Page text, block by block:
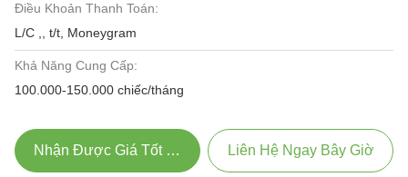
Điều Khoản Thanh Toán:
L/C ,, t/t, Moneygram
Khả Năng Cung Cấp:
100.000-150.000 chiếc/tháng
Nhận Được Giá Tốt Nhất Liên Hệ Ngay Bây Giờ